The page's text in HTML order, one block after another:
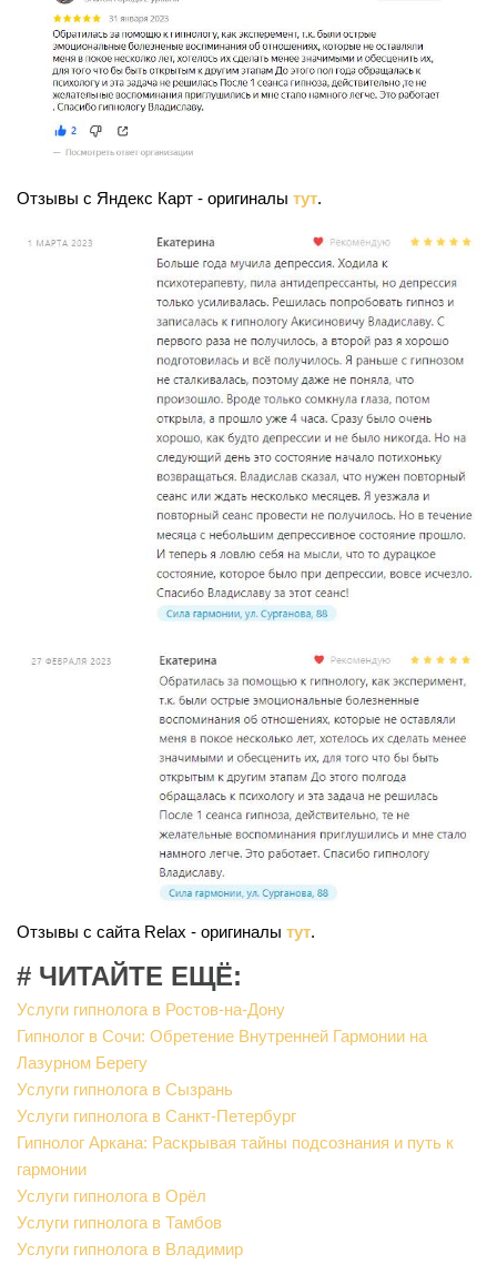
Отзывы с Яндекс Карт - оригиналы тут.
Отзывы с сайта Relax - оригиналы тут.
# ЧИТАЙТЕ ЕЩЁ:
Услуги гипнолога в Ростов-на-Дону
Гипнолог в Сочи: Обретение Внутренней Гармонии на
Лазурном Берегу
Услуги гипнолога в Сызрань
Услуги гипнолога в Санкт-Петербург
Гипнолог Аркана: Раскрывая тайны подсознания и путь к
гармонии
Услуги гипнолога в Орёл
Услуги гипнолога в Тамбов
Услуги гипнолога в Владимир